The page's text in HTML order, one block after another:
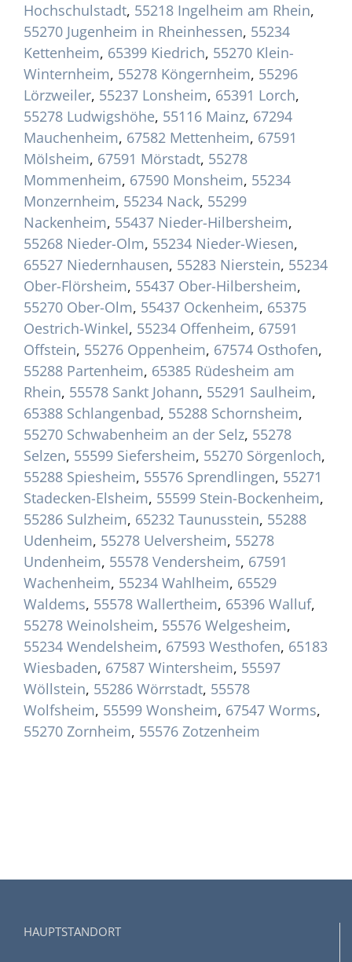
Hochschulstadt, 55218 Ingelheim am Rhein,
55270 Jugenheim in Rheinhessen, 55234
Kettenheim, 65399 Kiedrich, 55270 Klein-
Winternheim, 55278 Köngernheim, 55296
Lörzweiler, 55237 Lonsheim, 65391 Lorch,
55278 Ludwigshöhe, 55116 Mainz, 67294
Mauchenheim, 67582 Mettenheim, 67591
Mölsheim, 67591 Mörstadt, 55278
Mommenheim, 67590 Monsheim, 55234
Monzernheim, 55234 Nack, 55299
Nackenheim, 55437 Nieder-Hilbersheim,
55268 Nieder-Olm, 55234 Nieder-Wiesen,
65527 Niedernhausen, 55283 Nierstein, 55234
Ober-Flörsheim, 55437 Ober-Hilbersheim,
55270 Ober-Olm, 55437 Ockenheim, 65375
Oestrich-Winkel, 55234 Offenheim, 67591
Offstein, 55276 Oppenheim, 67574 Osthofen,
55288 Partenheim, 65385 Rüdesheim am
Rhein, 55578 Sankt Johann, 55291 Saulheim,
65388 Schlangenbad, 55288 Schornsheim,
55270 Schwabenheim an der Selz, 55278
Selzen, 55599 Siefersheim, 55270 Sörgenloch,
55288 Spiesheim, 55576 Sprendlingen, 55271
Stadecken-Elsheim, 55599 Stein-Bockenheim,
55286 Sulzheim, 65232 Taunusstein, 55288
Udenheim, 55278 Uelversheim, 55278
Undenheim, 55578 Vendersheim, 67591
Wachenheim, 55234 Wahlheim, 65529
Waldems, 55578 Wallertheim, 65396 Walluf,
55278 Weinolsheim, 55576 Welgesheim,
55234 Wendelsheim, 67593 Westhofen, 65183
Wiesbaden, 67587 Wintersheim, 55597
Wöllstein, 55286 Wörrstadt, 55578
Wolfsheim, 55599 Wonsheim, 67547 Worms,
55270 Zornheim, 55576 Zotzenheim
HAUPTSTANDORT